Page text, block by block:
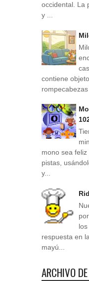
occidental. La
y ...
contiene
rompecabezas
mono sea
pistas,
y...
respuesta en
mayú...
ARCHIVO